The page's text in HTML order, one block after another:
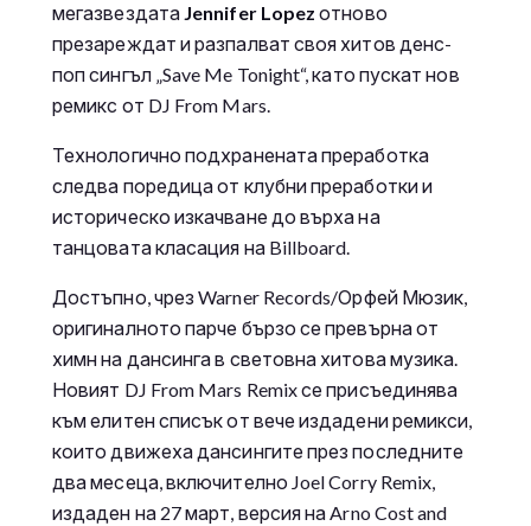
мегазвездата Jennifer Lopez отново
презареждат и разпалват своя хитов денс-
поп сингъл „Save Me Tonight“, като пускат нов
ремикс от DJ From Mars.
Технологично подхранената преработка
следва поредица от клубни преработки и
историческо изкачване до върха на
танцовата класация на Billboard.
Достъпно, чрез Warner Records/Орфей Мюзик,
оригиналното парче бързо се превърна от
химн на дансинга в световна хитова музика.
Новият DJ From Mars Remix се присъединява
към елитен списък от вече издадени ремикси,
които движеха дансингите през последните
два месеца, включително Joel Corry Remix,
издаден на 27 март, версия на Arno Cost and